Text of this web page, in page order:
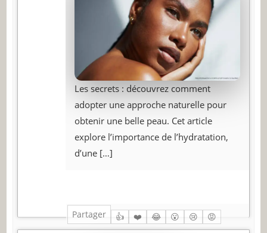
Les secrets : découvrez comment
adopter une approche naturelle pour
obtenir une belle peau. Cet article
explore l’importance de l’hydratation,
d’une […]
Partager 👍 ❤️ 😂 😮 😢 😡